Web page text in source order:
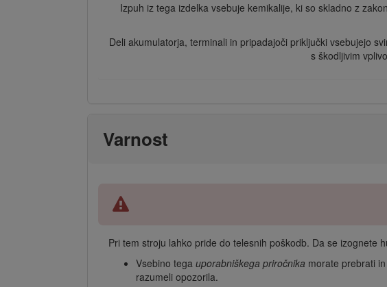
Izpuh iz tega izdelka vsebuje kemikalije, ki so skladno z
Deli akumulatorja, terminali in pripadajoči priključki vsebujejo
s škodljivim
Varnost
Pri tem stroju lahko pride do telesnih poškodb. Da se izognete
Vsebino tega uporabniškega priročnika morate prebrati
razumeli opozorila.